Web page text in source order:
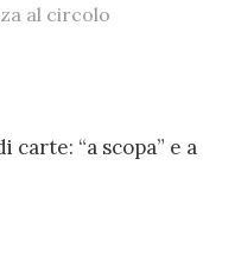
al circolo
carte: “a scopa” e a